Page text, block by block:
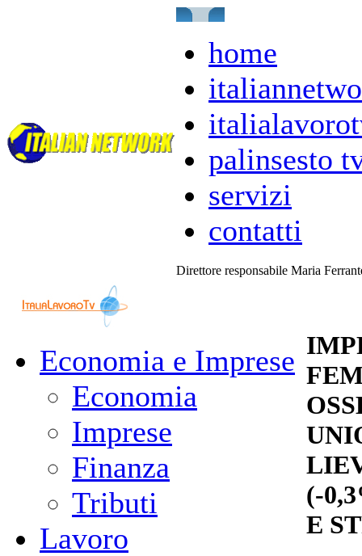
home
palinsesto
servizi
contatti
Direttore responsabile Maria
Economia e Imprese
Economia
Imprese
Finanza
Tributi
Lavoro
(-
E